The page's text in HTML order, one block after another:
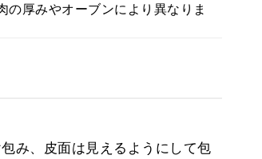
厚みやオーブンにより異なりま
み、皮面は見えるようにして包